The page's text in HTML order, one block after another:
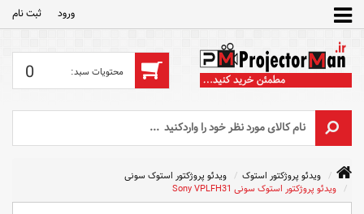
ورود ثبت‌ نام
0
ویدئو پروژکتور استوک
ویدئو پروژکتور استوک سونی
ویدئو پروژکتور استوک سونی Sony VPLFH31